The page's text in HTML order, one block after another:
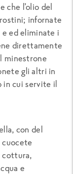
che l’olio del
infornate
ed eliminate i
direttamente
minestrone
gli altri in
in cui servite il
con del
cottura,
e